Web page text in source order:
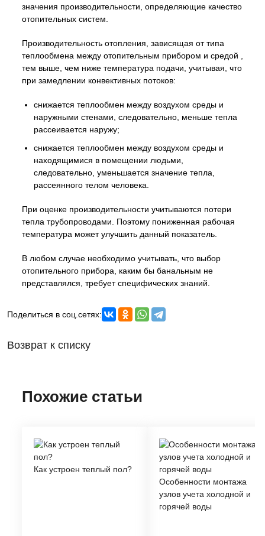
значения производительности, определяющие качество
отопительных систем.
Производительность отопления, зависящая от типа
теплообмена между отопительным прибором и средой ,
тем выше, чем ниже температура подачи, учитывая, что
при замедлении конвективных потоков:
снижается теплообмен между воздухом среды и
наружными стенами, следовательно, меньше тепла
рассеивается наружу;
снижается теплообмен между воздухом среды и
находящимися в помещении людьми,
следовательно, уменьшается значение тепла,
рассеянного телом человека.
При оценке производительности учитываются потери
тепла трубопроводами. Поэтому пониженная рабочая
температура может улучшить данный показатель.
В любом случае необходимо учитывать, что выбор
отопительного прибора, каким бы банальным не
представлялся, требует специфических знаний.
Поделиться в соц.сетях:
Возврат к списку
Похожие статьи
Как устроен теплый пол?
Особенности монтажа
узлов учета холодной и
горячей воды